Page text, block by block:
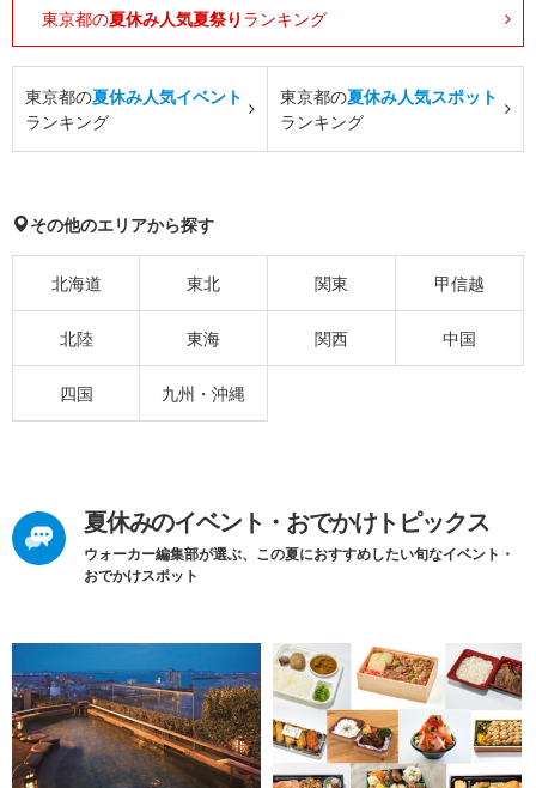
東京都の夏休み人気夏祭り ランキング
東京都の夏休み人気イベント
ランキング
東京都の夏休み人気スポット
ランキング
その他のエリアから探す
北海道 東北 関東 甲信越
北陸 東海 関西 中国
四国 九州・沖縄
夏休みのイベント・おでかけトピックス
ウォーカー編集部が選ぶ、この夏におすすめしたい旬なイベント・
おでかけスポット